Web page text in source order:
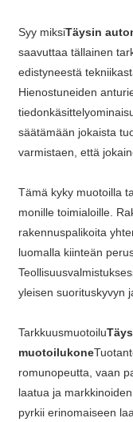
Syy miksiTäysin
saavuttaa tällainen
edistyneestä
Hienostuneiden
säätämään jokaista
varmistaen, että
Tämä kyky muotoilla
monille toimialoille.
rakennuspalikoita
luomalla kiinteän
yleisen suorituskyvyn
Tarkkuusmuotoilu
muotoilukone
romunopeutta, vaan
laatua ja
pyrkii erinomaiseen